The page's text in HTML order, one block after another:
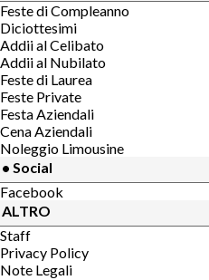
Feste di Compleanno
Diciottesimi
Addii al Celibato
Addii al Nubilato
Feste di Laurea
Feste Private
Festa Aziendali
Cena Aziendali
Noleggio Limousine
• Social
Facebook
ALTRO
Staff
Privacy Policy
Note Legali